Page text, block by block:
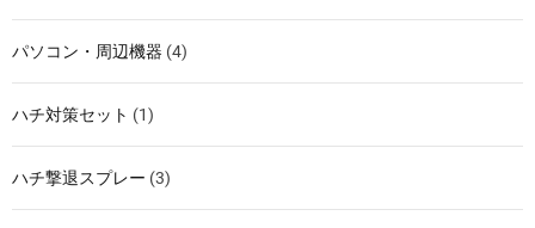
パソコン・周辺機器 (4)
ハチ対策セット (1)
ハチ撃退スプレー (3)